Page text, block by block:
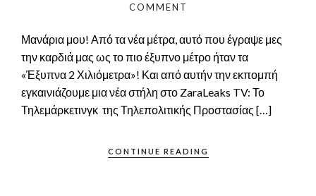
COMMENT
Μανάρια μου! Από τα νέα μέτρα, αυτό που έγραψε μες
την καρδιά μας ως το πιο έξυπνο μέτρο ήταν τα
«Έξυπνα 2 Χιλιόμετρα»! Και από αυτήν την εκπομπή
εγκαινιάζουμε μια νέα στήλη στο ZaraLeaks TV: Το
Τηλεμάρκετινγκ της Τηλεπολιτικής Προστασίας […]
CONTINUE READING